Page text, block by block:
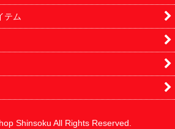
テム
Shinsoku All Rights Reserved.